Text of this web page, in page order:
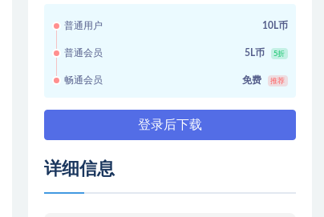
普通用户 10L币
普通会员 5L币 5折
畅通会员 免费 推荐
登录后下载
详细信息